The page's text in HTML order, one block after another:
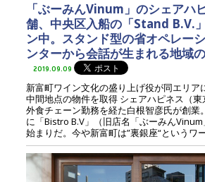
「ぶーみんVinum」のシェアハ
舗、中央区入船の「Stand B.V.
ン中。スタンド型の省オペレー
ンターから会話が生まれる地域
2019.09.09
新富町ワイン文化の盛り上げ役が同エリア
中間地点の物件を取得 シェアハピネス（
外食チェーン勤務を経た白根智彦氏が創業
に「Bistro B.V」（旧店名「ぶーみん
始まりだ。今や新富町は”裏銀座“というワ